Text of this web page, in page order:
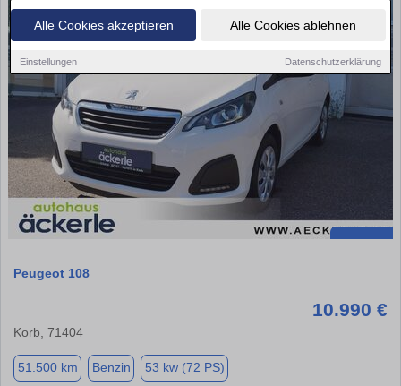
Alle Cookies akzeptieren Alle Cookies ablehnen
Einstellungen Datenschutzerklärung
Peugeot 108
10.990 €
Korb, 71404
51.500 km Benzin 53 kw (72 PS)